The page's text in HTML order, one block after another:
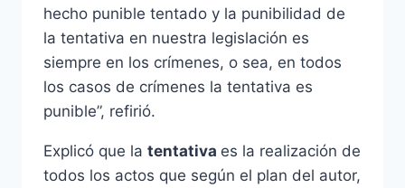
hecho punible tentado y la punibilidad de
la tentativa en nuestra legislación es
siempre en los crímenes, o sea, en todos
los casos de crímenes la tentativa es
punible”, refirió.
Explicó que la tentativa es la realización de
todos los actos que según el plan del autor,